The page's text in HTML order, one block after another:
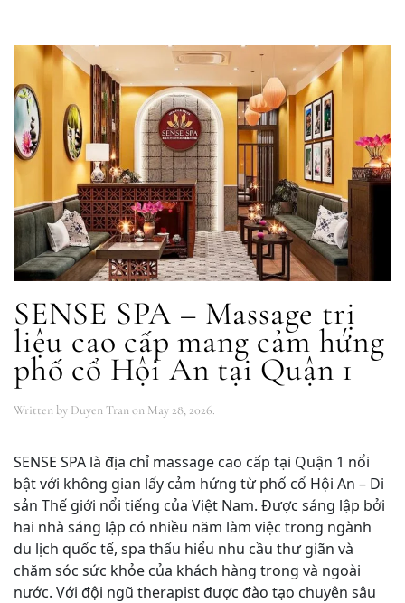
SENSE SPA – Massage trị
liệu cao cấp mang cảm hứng
phố cổ Hội An tại Quận 1
Written by Duyen Tranon May 28, 2026.
SENSE SPA là địa chỉ massage cao cấp tại Quận 1 nổi
bật với không gian lấy cảm hứng từ phố cổ Hội An – Di
sản Thế giới nổi tiếng của Việt Nam. Được sáng lập bởi
hai nhà sáng lập có nhiều năm làm việc trong ngành
du lịch quốc tế, spa thấu hiểu nhu cầu thư giãn và
chăm sóc sức khỏe của khách hàng trong và ngoài
nước. Với đội ngũ therapist được đào tạo chuyên sâu